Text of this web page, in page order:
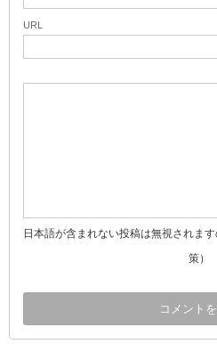
URL
日本語が含まれない投稿は無視されま
策）